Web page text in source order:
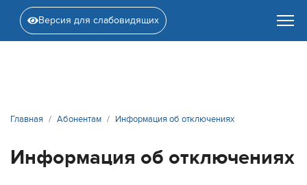
Версия для слабовидящих
Главная Абонентам Информация об отключениях
Информация об отключениях